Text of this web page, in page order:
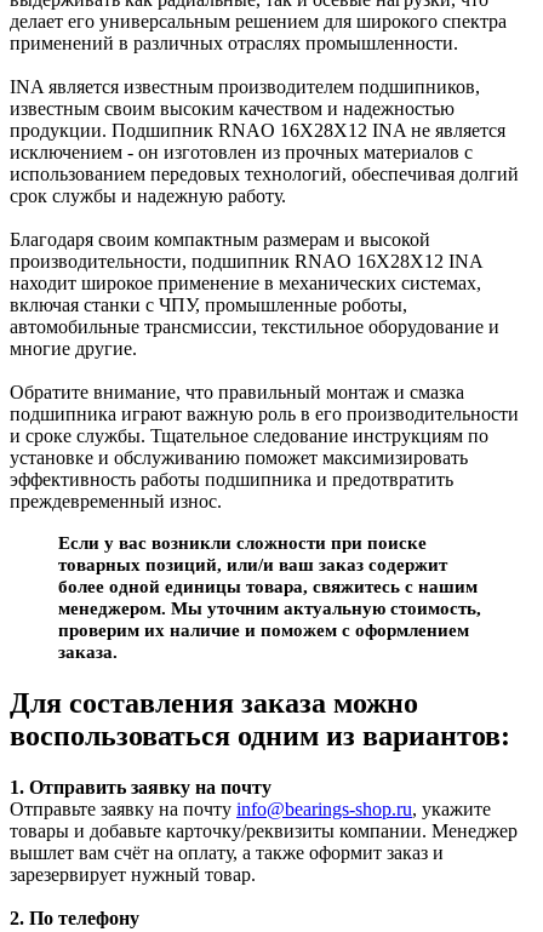
делает его универсальным решением для широкого спектра
применений в различных отраслях промышленности.
INA является известным производителем подшипников,
известным своим высоким качеством и надежностью
продукции. Подшипник RNAO 16X28X12 INA не является
исключением - он изготовлен из прочных материалов с
использованием передовых технологий, обеспечивая долгий
срок службы и надежную работу.
Благодаря своим компактным размерам и высокой
производительности, подшипник RNAO 16X28X12 INA
находит широкое применение в механических системах,
включая станки с ЧПУ, промышленные роботы,
автомобильные трансмиссии, текстильное оборудование и
многие другие.
Обратите внимание, что правильный монтаж и смазка
подшипника играют важную роль в его производительности
и сроке службы. Тщательное следование инструкциям по
установке и обслуживанию поможет максимизировать
эффективность работы подшипника и предотвратить
преждевременный износ.
Если у вас возникли сложности при поиске
товарных позиций, или/и ваш заказ содержит
более одной единицы товара, свяжитесь с нашим
менеджером. Мы уточним актуальную стоимость,
проверим их наличие и поможем с оформлением
заказа.
Для составления заказа можно
воспользоваться одним из вариантов:
1. Отправить заявку на почту
Отправьте заявку на почту info@bearings-shop.ru, укажите
товары и добавьте карточку/реквизиты компании. Менеджер
вышлет вам счёт на оплату, а также оформит заказ и
зарезервирует нужный товар.
2. По телефону